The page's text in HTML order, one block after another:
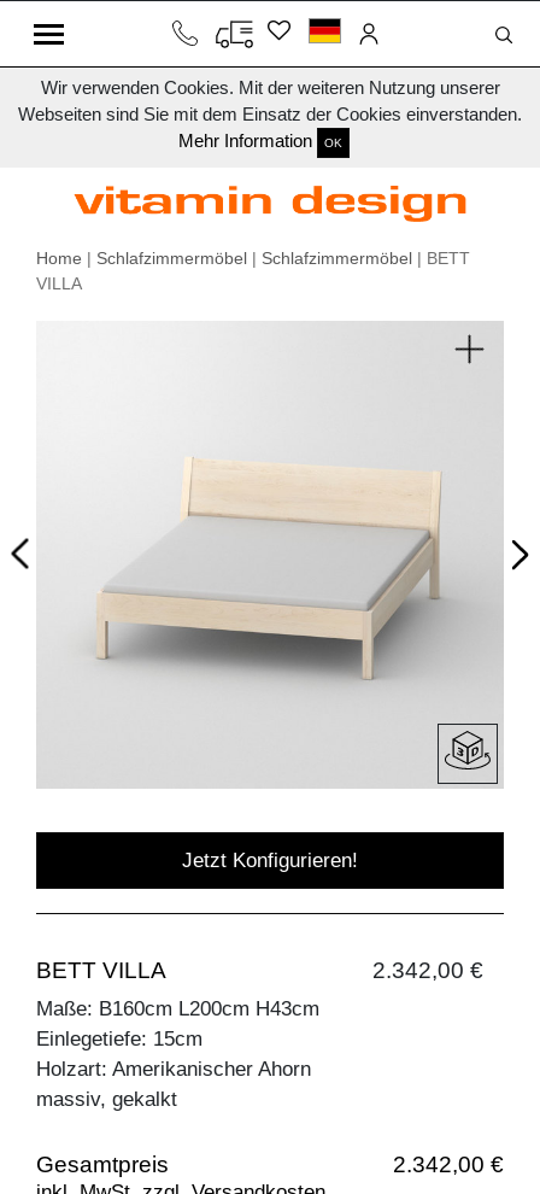
Wir verwenden Cookies. Mit der weiteren Nutzung unserer
Webseiten sind Sie mit dem Einsatz der Cookies einverstanden.
Mehr Information
OK
Home | Schlafzimmermöbel | Schlafzimmermöbel | BETT
VILLA
Jetzt Konfigurieren!
BETT VILLA 2.342,00 €
Maße: B160cm L200cm H43cm
Einlegetiefe: 15cm
Holzart: Amerikanischer Ahorn
massiv, gekalkt
Gesamtpreis 2.342,00 €